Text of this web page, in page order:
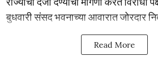
बुधवारी संसद भवनाच्या आवारात जोरदार
Read More